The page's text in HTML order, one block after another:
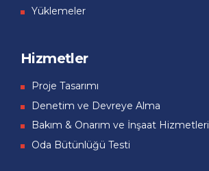
Yüklemeler
Hizmetler
Proje Tasarımı
Denetim ve Devreye Alma
Bakım & Onarım ve İnşaat Hizmetleri
Oda Bütünlüğü Testi